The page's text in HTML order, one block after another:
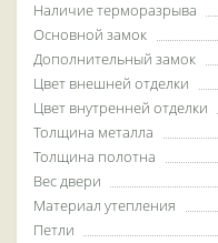
Наличие терморазрыва
Основной замок
Дополнительный замок
Цвет внешней отделки
Цвет внутренней отделки
Толщина металла
Толщина полотна
Вес двери
Материал утепления
Петли